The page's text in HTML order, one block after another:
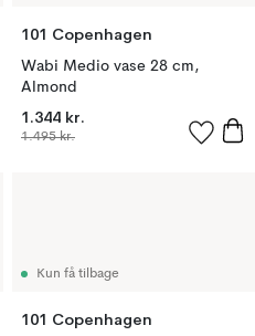
101 Copenhagen
Wabi Medio vase 28 cm,
Almond
1.344 kr.
1.495 kr.
Kun få tilbage
101 Copenhagen